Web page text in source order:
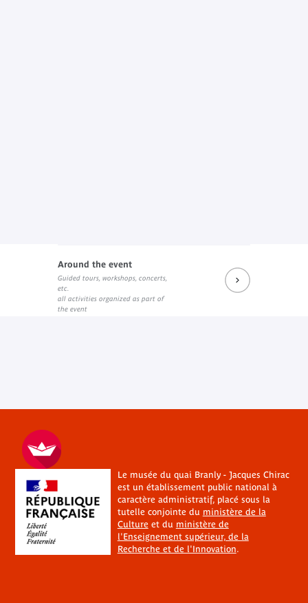
Around the event
Guided tours, workshops, concerts,
etc.
all activities organized as part of
the event
Le musée du quai Branly - Jacques Chirac
est un établissement public national à
caractère administratif, placé sous la
tutelle conjointe du ministère de la
Cultureet du ministère de
l'Enseignement supérieur, de la
Recherche et de l'Innovation.